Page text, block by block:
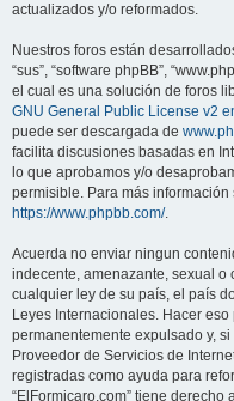
actualizados y/o reformados.
Nuestros foros están
“sus”, “software phpBB”,
el cual es una solución de foros
GNU General Public License v2
puede ser descargada de
facilita discusiones basadas en
lo que aprobamos y/o
permisible. Para más
https://www.phpbb.com/.
Acuerda no enviar ningun
indecente, amenazante, sexual
cualquier ley de su país, el país
Leyes Internacionales. Hacer
permanentemente expulsado y,
Proveedor de Servicios de
registradas como ayuda para
“ElFormicaro.com” tiene